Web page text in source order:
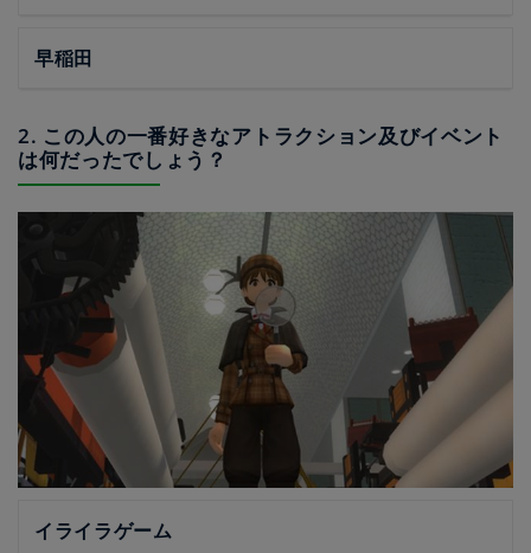
早稲田
2. この人の一番好きなアトラクション及びイベント
は何だったでしょう？
イライラゲーム